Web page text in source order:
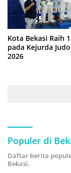
Kota Bekasi Raih
pada Kejurda
2026
Populer di
Daftar berita
Bekasi.